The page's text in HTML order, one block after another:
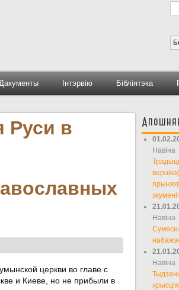
Інтэрвію Бібліятэка
Руси в
церкви во главе с
и Киеве, но не прибыли в
Навіна
Навіна
Навіна